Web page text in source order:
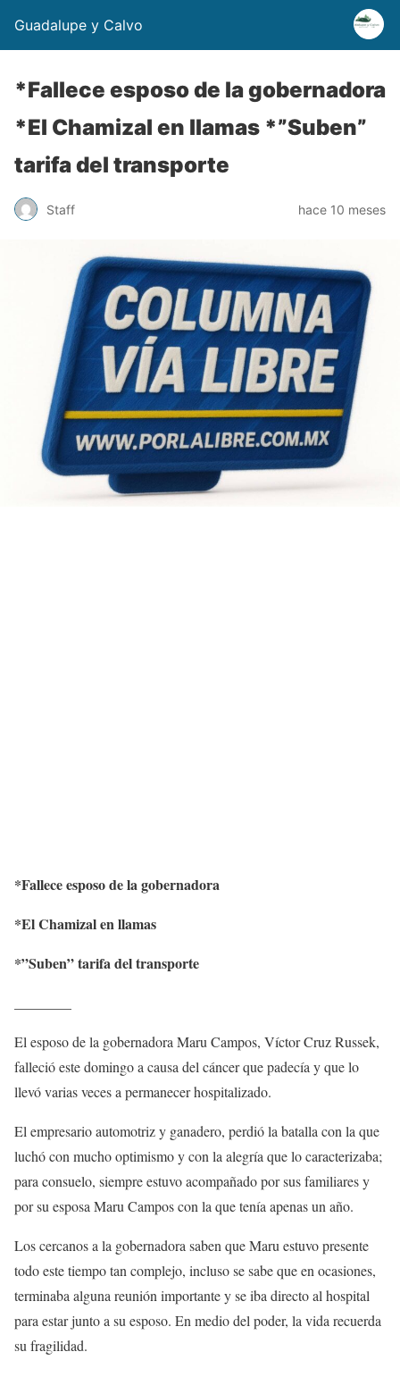
Guadalupe y Calvo
*Fallece esposo de la gobernadora
*El Chamizal en llamas *”Suben”
tarifa del transporte
Staff hace 10 meses
*Fallece esposo de la gobernadora
*El Chamizal en llamas
*”Suben” tarifa del transporte
El esposo de la gobernadora Maru Campos, Víctor Cruz Russek,
falleció este domingo a causa del cáncer que padecía y que lo
llevó varias veces a permanecer hospitalizado.
El empresario automotriz y ganadero, perdió la batalla con la que
luchó con mucho optimismo y con la alegría que lo caracterizaba;
para consuelo, siempre estuvo acompañado por sus familiares y
por su esposa Maru Campos con la que tenía apenas un año.
Los cercanos a la gobernadora saben que Maru estuvo presente
todo este tiempo tan complejo, incluso se sabe que en ocasiones,
terminaba alguna reunión importante y se iba directo al hospital
para estar junto a su esposo. En medio del poder, la vida recuerda
su fragilidad.